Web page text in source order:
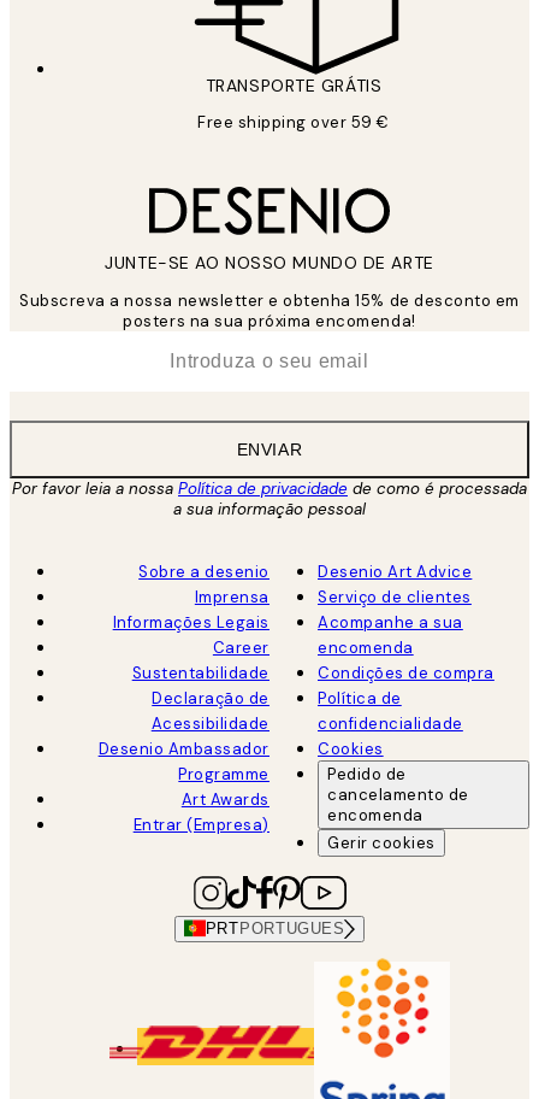
TRANSPORTE GRÁTIS
Free shipping over 59 €
JUNTE-SE AO NOSSO MUNDO DE ARTE
Subscreva a nossa newsletter e obtenha 15% de desconto em
posters na sua próxima encomenda!
ENVIAR
Por favor leia a nossa Política de privacidade de como é processada
a sua informação pessoal
Sobre a desenio
Imprensa
Informações Legais
Career
Sustentabilidade
Declaração de
Acessibilidade
Desenio Ambassador
Programme
Art Awards
Entrar (Empresa)
Desenio Art Advice
Serviço de clientes
Acompanhe a sua
encomenda
Condições de compra
Política de
confidencialidade
Cookies
Pedido de
cancelamento de
encomenda
Gerir cookies
PRT PORTUGUES